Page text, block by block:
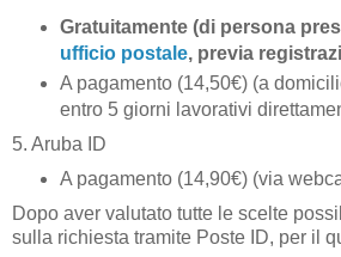
Gratuitamente (di persona
ufficio postale, previa
A pagamento (14,50€) (a
entro 5 giorni lavorativi
5. Aruba ID
A pagamento (14,90€) (via
Dopo aver valutato tutte le scelte
sulla richiesta tramite Poste ID, per il